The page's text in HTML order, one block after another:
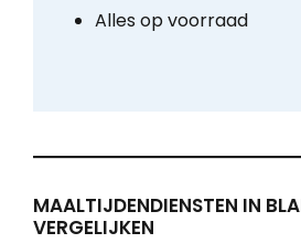
Alles op voorraad
MAALTIJDENDIENSTEN IN
VERGELIJKEN